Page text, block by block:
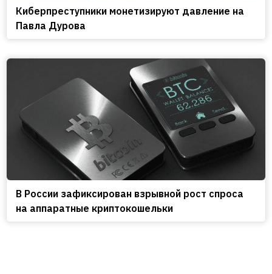
Киберпреступники монетизируют давление на
Павла Дурова
В России зафиксирован взрывной рост спроса
на аппаратные криптокошельки